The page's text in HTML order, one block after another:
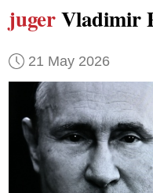
jugerVladimir
21 May 2026